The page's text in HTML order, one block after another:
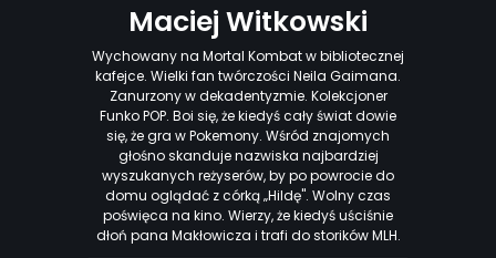
Maciej Witkowski
Wychowany na Mortal Kombat w bibliotecznej
kafejce. Wielki fan twórczości Neila Gaimana.
Zanurzony w dekadentyzmie. Kolekcjoner
Funko POP. Boi się, że kiedyś cały świat dowie
się, że gra w Pokemony. Wśród znajomych
głośno skanduje nazwiska najbardziej
wyszukanych reżyserów, by po powrocie do
domu oglądać z córką „Hildę". Wolny czas
poświęca na kino. Wierzy, że kiedyś uściśnie
dłoń pana Makłowicza i trafi do storików MLH.